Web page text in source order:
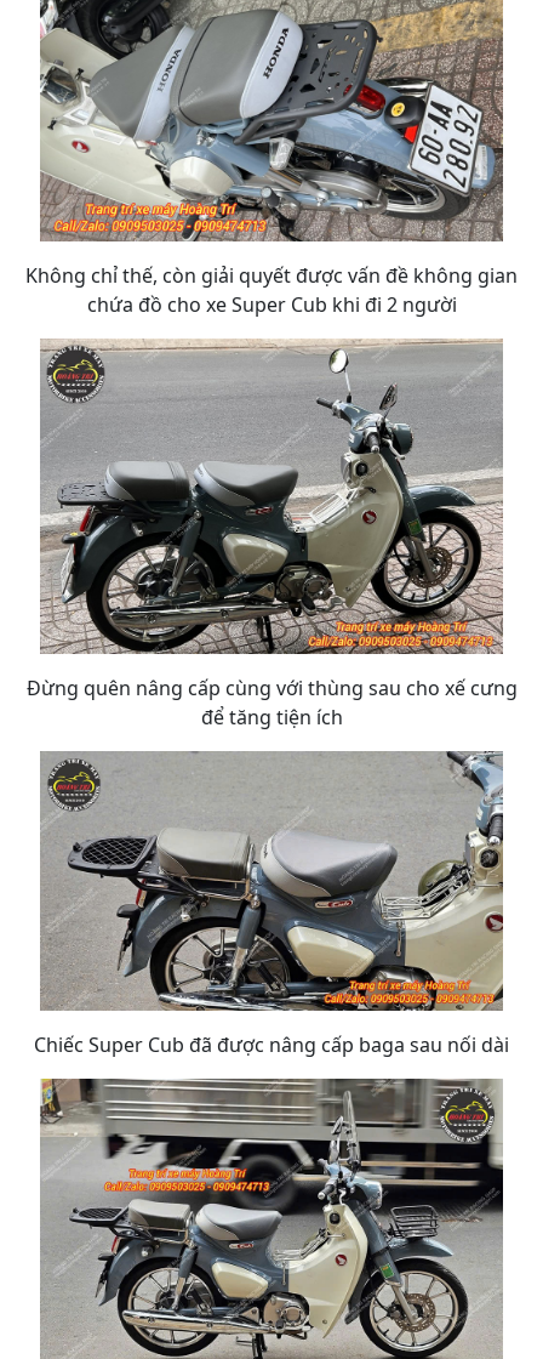
Không chỉ thế, còn giải quyết được vấn đề không gian
chứa đồ cho xe Super Cub khi đi 2 người
Đừng quên nâng cấp cùng với thùng sau cho xế cưng
để tăng tiện ích
Chiếc Super Cub đã được nâng cấp baga sau nối dài